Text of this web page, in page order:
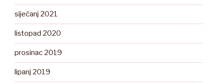
siječanj 2021
listopad 2020
prosinac 2019
lipanj 2019